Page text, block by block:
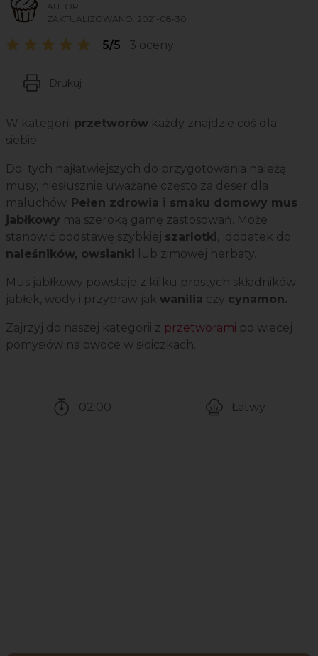
AUTOR
ZAKTUALIZOWANO: 2021-08-30
5/5 3 oceny
Drukuj
W kategorii przetworów każdy znajdzie coś dla
siebie.
Do tych najłatwiejszych do przygotowania należą
musy, niesłusznie uważane często za deser dla
maluchów. Pełen zdrowia i smaku domowy mus
jabłkowy ma szeroką gamę zastosowań. Może
stanowić podstawę szybkiej szarlotki, dodatek do
naleśników, owsianki lub zimowej herbaty.
Mus jabłkowy powstaje z kilku prostych składników -
jabłek, wody i przypraw jak wanilia czy cynamon.
Zajrzyj do naszej kategorii z przetworami po wiecej
pomysłów na owoce w słoiczkach.
02:00
Łatwy